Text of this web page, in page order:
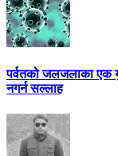
पर्वतको जलजलाका एक
नगर्न सल्लाह